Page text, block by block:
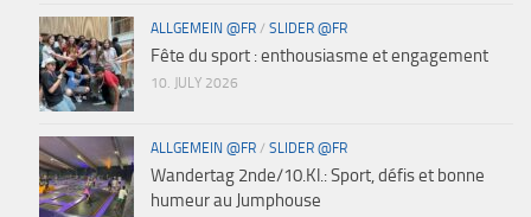
ALLGEMEIN @FR / SLIDER @FR
Fête du sport : enthousiasme et engagement
10. JULY 2026
ALLGEMEIN @FR / SLIDER @FR
Wandertag 2nde/10.Kl.: Sport, défis et bonne
humeur au Jumphouse